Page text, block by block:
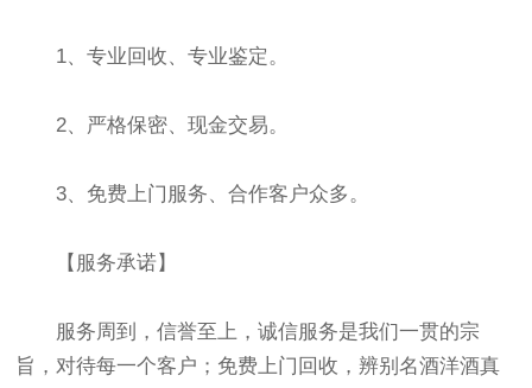
1、专业回收、专业鉴定。
2、严格保密、现金交易。
3、免费上门服务、合作客户众多。
【服务承诺】
服务周到，信誉至上，诚信服务是我们一贯的宗
旨，对待每一个客户；免费上门回收，辨别名酒洋酒真